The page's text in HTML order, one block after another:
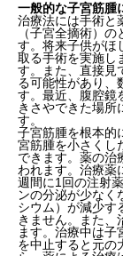
一般的な子宮筋腫
治療法には手術と
（子宮全摘術）
す。将来子供がほ
取る手術を実施し
す。また、直接見
る可能性があり、
す。最近、腹腔鏡
きさやできた場所
す。
子宮筋腫を根本的
宮筋腫を小さくし
できます。薬の治
われます。治療薬
週間に1回の注射
ンの分泌が少なく
シウム）が減少す
きません。また、
ます。治療中は子
を中止すると元の